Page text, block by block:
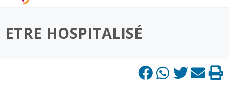
ETRE HOSPITALISÉ